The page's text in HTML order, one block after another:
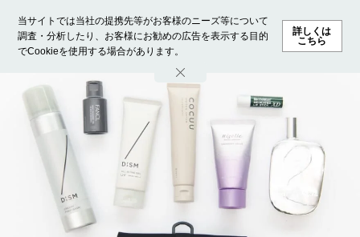
当サイトでは当社の提携先等がお客様のニーズ等について
調査・分析したり、お客様にお勧めの広告を表示する目的
でCookieを使用する場合があります。
詳しくは
こちら
ホーム モデル募集 ランキング ファッション ビューテ